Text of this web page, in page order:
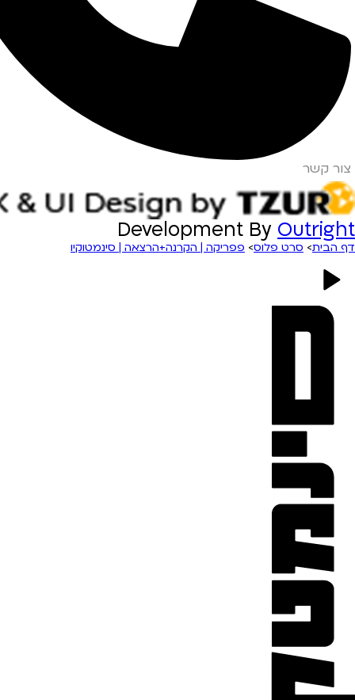
צור קשר
Development By Outright
דף הבית> סרט פלוס> פפריקה | הקרנה+הרצאה | סינמטוקיו